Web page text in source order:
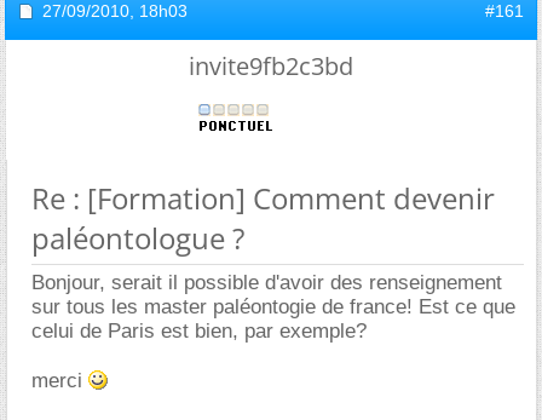
27/09/2010, 18h03 #161
invite9fb2c3bd
Re : [Formation] Comment devenir
paléontologue ?
Bonjour, serait il possible d'avoir des renseignement
sur tous les master paléontogie de france! Est ce que
celui de Paris est bien, par exemple?
merci